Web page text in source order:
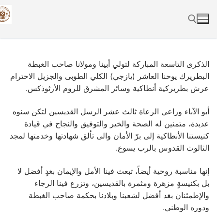
Skip
to
Search for:
الذكرى التاسعة المباركة لتولي أبينا ومولانا صاحب الغبطة
البطريرك يوحنا العاشر (يازجي) الكلي الطوبى والجزيل الاحترام
عرش بطريركية أنطاكية وسائر المشرق للروم الأرثوذكس.
أبو الآباء وراعي الرعاة ثالث عشر الرسل القديسين لتكن سنوه
عديدة، متمنين له الصحة والخير والتوفيق والنجاح في قيادة
كنيستنا الأنطاكية إلى برّ الأمان والى تألق شهادتها وخدمتها لمجد
الثالوث القدوس بالرب يسوع.
إنها مناسبة روحية أيضاً، تبعث فينا الأمل والإيمان بغدٍ أفضل لا
بل بكنيسةٍ مزهرة ومثمرة بالقديسين، وتزرع فينا الرجاء
والإطمئنان بغد أفضل لشعبنا وبلادنا بحكمة صاحب الغبطة
ودوره الوطني.